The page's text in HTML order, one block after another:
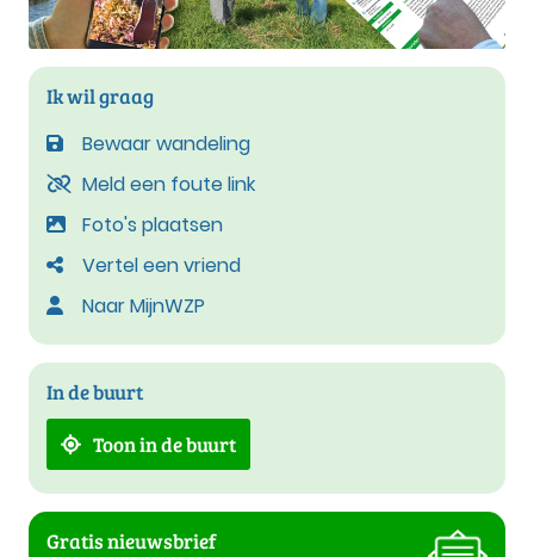
Ik wil graag
Bewaar wandeling
Meld een foute link
Foto's plaatsen
Vertel een vriend
Naar MijnWZP
In de buurt
Toon in de buurt
Gratis nieuwsbrief